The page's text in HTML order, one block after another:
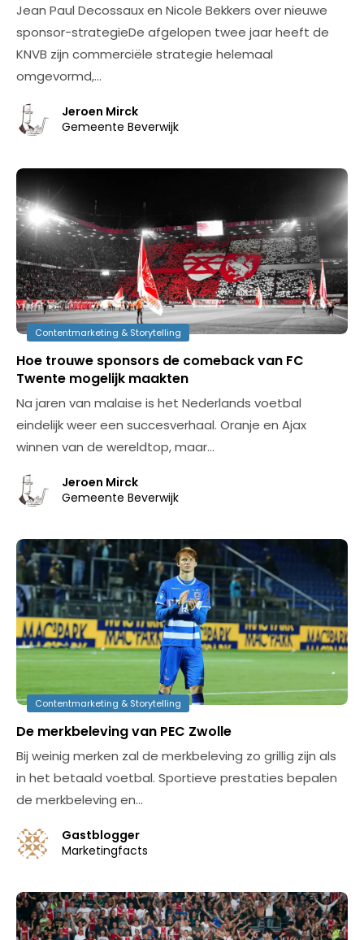
Jean Paul Decossaux en Nicole Bekkers over nieuwe
sponsor-strategieDe afgelopen twee jaar heeft de
KNVB zijn commerciële strategie helemaal
omgevormd,…
Jeroen Mirck
Gemeente Beverwijk
Contentmarketing & Storytelling
Hoe trouwe sponsors de comeback van FC
Twente mogelijk maakten
Na jaren van malaise is het Nederlands voetbal
eindelijk weer een succesverhaal. Oranje en Ajax
winnen van de wereldtop, maar…
Jeroen Mirck
Gemeente Beverwijk
Contentmarketing & Storytelling
De merkbeleving van PEC Zwolle
Bij weinig merken zal de merkbeleving zo grillig zijn als
in het betaald voetbal. Sportieve prestaties bepalen
de merkbeleving en…
Gastblogger
Marketingfacts